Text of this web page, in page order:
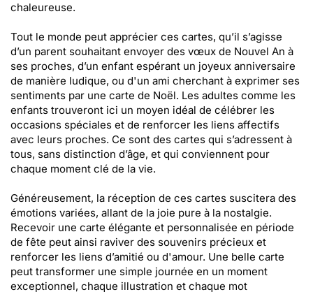
chaleureuse.
Tout le monde peut apprécier ces cartes, qu’il s’agisse
d’un parent souhaitant envoyer des vœux de Nouvel An à
ses proches, d’un enfant espérant un joyeux anniversaire
de manière ludique, ou d'un ami cherchant à exprimer ses
sentiments par une carte de Noël. Les adultes comme les
enfants trouveront ici un moyen idéal de célébrer les
occasions spéciales et de renforcer les liens affectifs
avec leurs proches. Ce sont des cartes qui s’adressent à
tous, sans distinction d’âge, et qui conviennent pour
chaque moment clé de la vie.
Généreusement, la réception de ces cartes suscitera des
émotions variées, allant de la joie pure à la nostalgie.
Recevoir une carte élégante et personnalisée en période
de fête peut ainsi raviver des souvenirs précieux et
renforcer les liens d’amitié ou d'amour. Une belle carte
peut transformer une simple journée en un moment
exceptionnel, chaque illustration et chaque mot